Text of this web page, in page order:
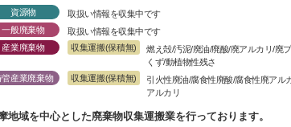
資源物
取扱い情報を収集中です
一般廃棄物
取扱い情報を収集中です
産業廃棄物
収集運搬(保積無)
燃え殻/汚泥/廃油/廃酸/廃アルカリ/廃
くず/動植物性残さ
管産業廃棄物
収集運搬(保積無)
引火性廃油/腐食性廃酸/腐食性廃アル
アルカリ
地域を中心とした廃棄物収集運搬業を行っております。